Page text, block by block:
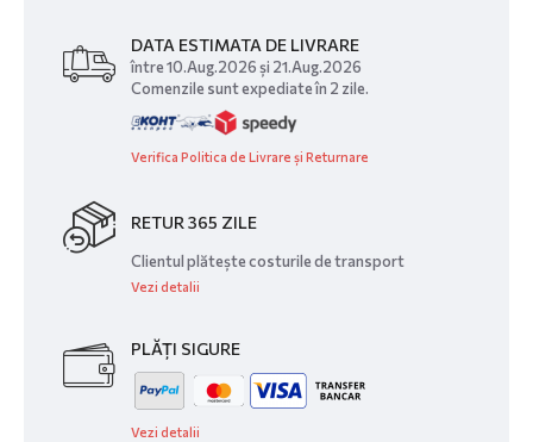
DATA ESTIMATA DE LIVRARE
între 10.Aug.2026 și 21.Aug.2026
Comenzile sunt expediate în 2 zile.
Verifica Politica de Livrare și Returnare
RETUR 365 ZILE
Clientul plătește costurile de transport
Vezi detalii
PLĂȚI SIGURE
Vezi detalii